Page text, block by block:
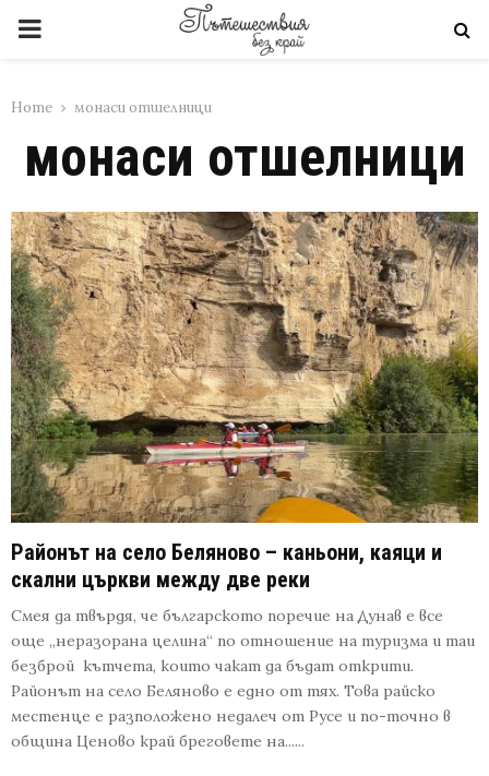
PRIMARY
Home монаси отшелници
монаси отшелници
Районът на село Беляново – каньони, каяци и
скални църкви между две реки
Смея да твърдя, че българското поречие на Дунав е все
още „неразорана целина“ по отношение на туризма и таи
безброй кътчета, които чакат да бъдат открити.
Районът на село Беляново е едно от тях. Това райско
местенце е разположено недалеч от Русе и по-точно в
община Ценово край бреговете на......